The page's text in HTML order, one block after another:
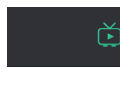
Skip